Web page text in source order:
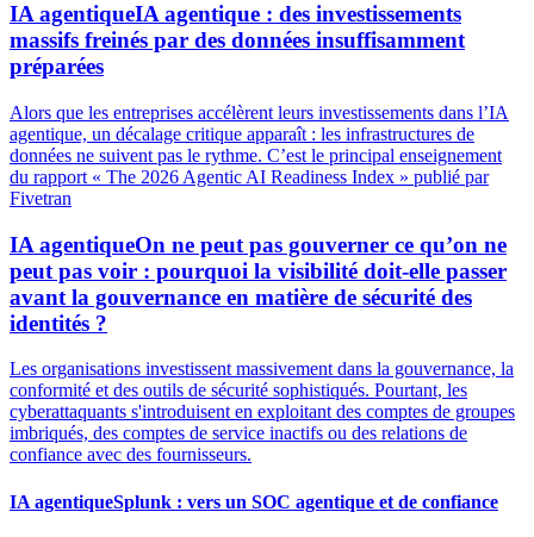
IA agentiqueIA agentique : des investissements
massifs freinés par des données insuffisamment
préparées
Alors que les entreprises accélèrent leurs investissements dans l’IA
agentique, un décalage critique apparaît : les infrastructures de
données ne suivent pas le rythme. C’est le principal enseignement
du rapport « The 2026 Agentic AI Readiness Index » publié par
Fivetran
IA agentiqueOn ne peut pas gouverner ce qu’on ne
peut pas voir : pourquoi la visibilité doit-elle passer
avant la gouvernance en matière de sécurité des
identités ?
Les organisations investissent massivement dans la gouvernance, la
conformité et des outils de sécurité sophistiqués. Pourtant, les
cyberattaquants s'introduisent en exploitant des comptes de groupes
imbriqués, des comptes de service inactifs ou des relations de
confiance avec des fournisseurs.
IA agentiqueSplunk : vers un SOC agentique et de confiance